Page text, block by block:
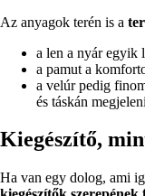
Az anyagok terén is a
a len a nyár egyik
a pamut a
a velúr pedig
és táskán
Kiegészítő,
Ha van egy dolog, ami